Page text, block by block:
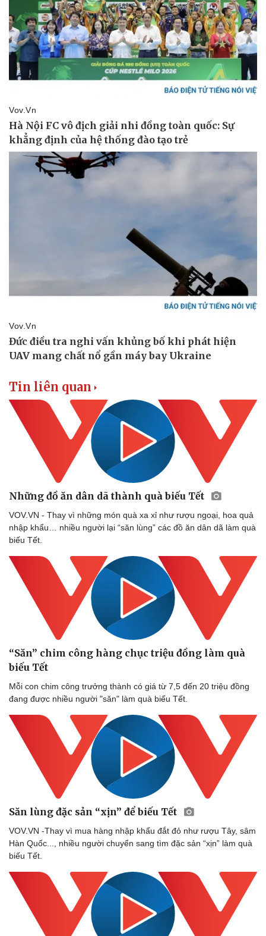
Thể thao
Bóng đá
Lịch thi đấu bóng đá
Thế giới thể thao
Ô tô - Xe máy
Ô tô
Xe máy
Tin liên quan
Những đồ ăn dân dã thành quà biếu Tết
VOV.VN - Thay vì những món quà xa xỉ như rượu ngoại, hoa quả
nhập khẩu… nhiều người lại “săn lùng” các đồ ăn dân dã làm quà
biếu Tết.
“Săn” chim công hàng chục triệu đồng làm quà
biếu Tết
Mỗi con chim công trưởng thành có giá từ 7,5 đến 20 triệu đồng
đang được nhiều người "săn" làm quà biếu Tết.
Săn lùng đặc sản “xịn” để biếu Tết
VOV.VN -Thay vì mua hàng nhập khẩu đắt đỏ như rượu Tây, sâm
Hàn Quốc..., nhiều người chuyển sang tìm đặc sản “xịn” làm quà
biếu Tết.